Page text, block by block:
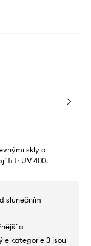
skly a
filtr UV 400.
slunečním
a
kategorie 3 jsou